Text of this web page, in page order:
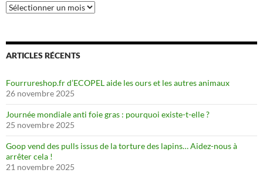
Archives
ARTICLES RÉCENTS
Fourrureshop.fr d’ECOPEL aide les ours et les autres animaux
26 novembre 2025
Journée mondiale anti foie gras : pourquoi existe-t-elle ?
25 novembre 2025
Goop vend des pulls issus de la torture des lapins… Aidez-nous à
arrêter cela !
21 novembre 2025